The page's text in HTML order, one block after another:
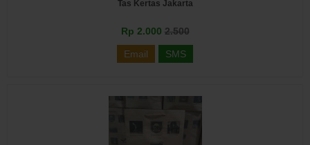
Tas Kertas Jakarta
Rp 2.000 2.500
Email SMS